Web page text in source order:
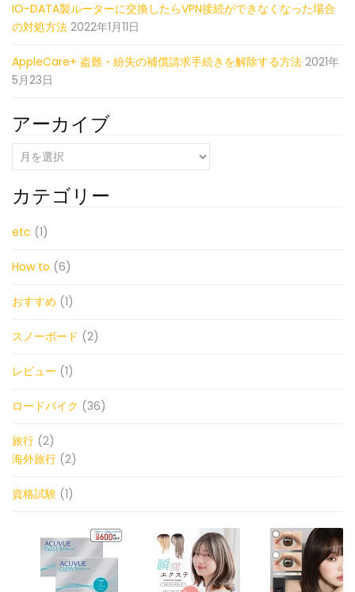
IO-DATA製ルーターに交換したらVPN接続ができなくなった場合
の対処方法 2022年1月11日
AppleCare+ 盗難・紛失の補償請求手続きを解除する方法 2021年
5月23日
アーカイブ
ー
カ
イ
ブ
カテゴリー
etc (1)
How to (6)
おすすめ (1)
スノーボード (2)
レビュー (1)
ロードバイク (36)
旅行 (2)
海外旅行 (2)
資格試験 (1)